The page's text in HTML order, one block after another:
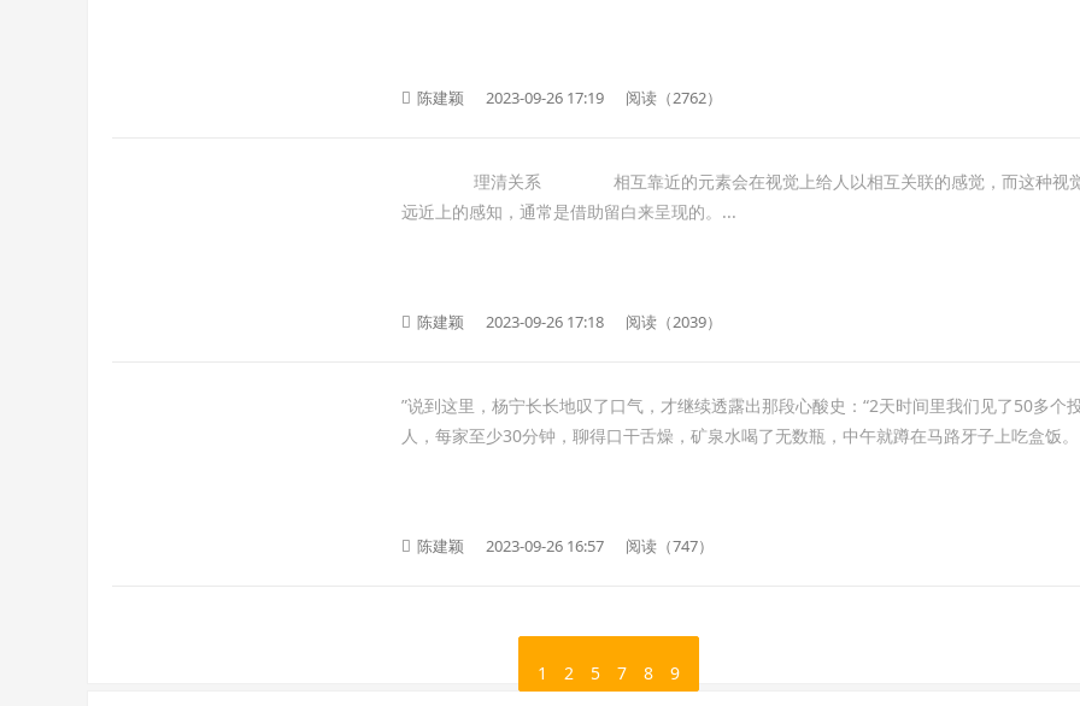
陈建颖 2023-09-26 17:19 阅读（2762）
理清关系 相互靠近的元素会在视觉上给人以相互关联的感觉，而这种视
远近上的感知，通常是借助留白来呈现的。...
陈建颖 2023-09-26 17:18 阅读（2039）
”说到这里，杨宁长长地叹了口气，才继续透露出那段心酸史：“2天时间里我们见了50多个
人，每家至少30分钟，聊得口干舌燥，矿泉水喝了无数瓶，中午就蹲在马路牙子上吃盒饭
陈建颖 2023-09-26 16:57 阅读（747）
1 2 5 7 8 9